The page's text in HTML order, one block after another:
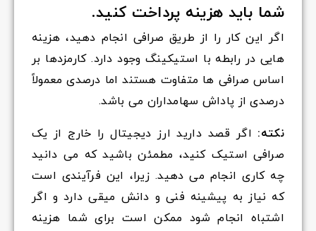
شما باید هزینه پرداخت کنید.
اگر این کار را از طریق صرافی انجام دهید، هزینه
هایی در رابطه با استیکینگ وجود دارد. کارمزدها بر
اساس صرافی ها متفاوت هستند اما درصدی معمولاً
درصدی از پاداش سهامداران می باشد.
نکته: اگر قصد دارید ارز دیجیتال را خارج از یک
صرافی استیک کنید، مطمئن باشید که می دانید
چه کاری انجام می دهید. زیرا، این فرآیندی است
که نیاز به پیشینه فنی و دانش میقی دارد و اگر
اشتباه انجام شود ممکن است برای شما هزینه